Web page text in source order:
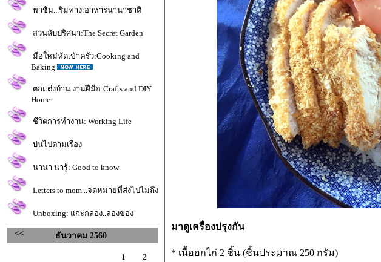
พาชิม...ริมทาง:อาหารนานาชาติ
สวนลับปริศนา:The Secret Garden
มือใหม่หัดเข้าครัว:Cooking and
Baking
ตกแต่งบ้าน งานฝีมือ:Crafts and DIY
Home
ชีวิตการทำงาน: Working Life
บ่นไปตามเรื่อง
นานา น่ารู้: Good to know
Letters to mom...จดหมายที่ส่งไปไม่ถึง
Unboxing: แกะกล่อง..ลองของ
<< ธันวาคม 2560
1
2
มาดูเครื่องปรุงกัน
* เนื้ออกไก่ 2 ชิ้น (ชิ้นประมาณ 250 กรัม)